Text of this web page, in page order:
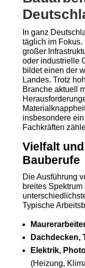
In ganz
täglich im Fokus.
großer
oder industrielle
bildet einen der
Landes. Trotz
Branche aktuell
insbesondere
Fachkräften
Vielfalt
Bauberufe
Die Ausführung
breites
Typische
Dachdecken,
Elektrik,
(Heizung,